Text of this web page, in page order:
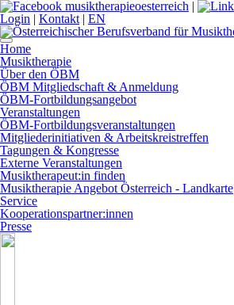
|
Login | Kontakt | EN
Home
Musiktherapie
Über den ÖBM
ÖBM Mitgliedschaft & Anmeldung
ÖBM-Fortbildungsangebot
Veranstaltungen
ÖBM-Fortbildungsveranstaltungen
Mitgliederinitiativen & Arbeitskreistreffen
Tagungen & Kongresse
Externe Veranstaltungen
Musiktherapeut:in finden
Musiktherapie Angebot Österreich - Landkarte
Service
Kooperationspartner:innen
Presse